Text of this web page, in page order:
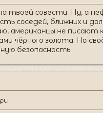
твоей совести. Ну, а
соседей, ближних и
американцы не
чёрного золота. Но
безопасность.